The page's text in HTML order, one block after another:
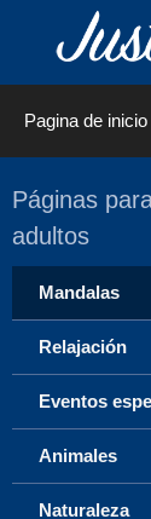
Pagina de inicio
Páginas
adultos
Mandalas
Relajación
Eventos
Animales
Naturaleza